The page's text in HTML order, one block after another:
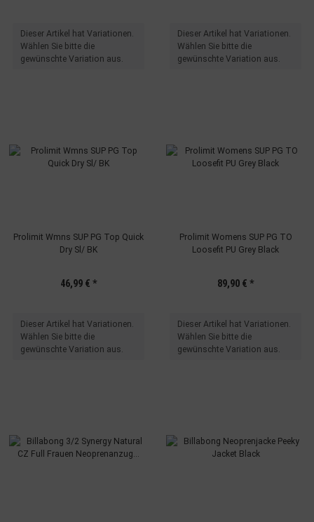
x
Dieser Artikel hat Variationen.
Wählen Sie bitte die
gewünschte Variation aus.
x
Dieser Artikel hat Variationen.
Wählen Sie bitte die
gewünschte Variation aus.
Prolimit Wmns SUP PG Top Quick
Dry Sl/ BK
46,99 € *
x
Dieser Artikel hat Variationen.
Wählen Sie bitte die
gewünschte Variation aus.
Prolimit Womens SUP PG TO
Loosefit PU Grey Black
89,90 € *
x
Dieser Artikel hat Variationen.
Wählen Sie bitte die
gewünschte Variation aus.